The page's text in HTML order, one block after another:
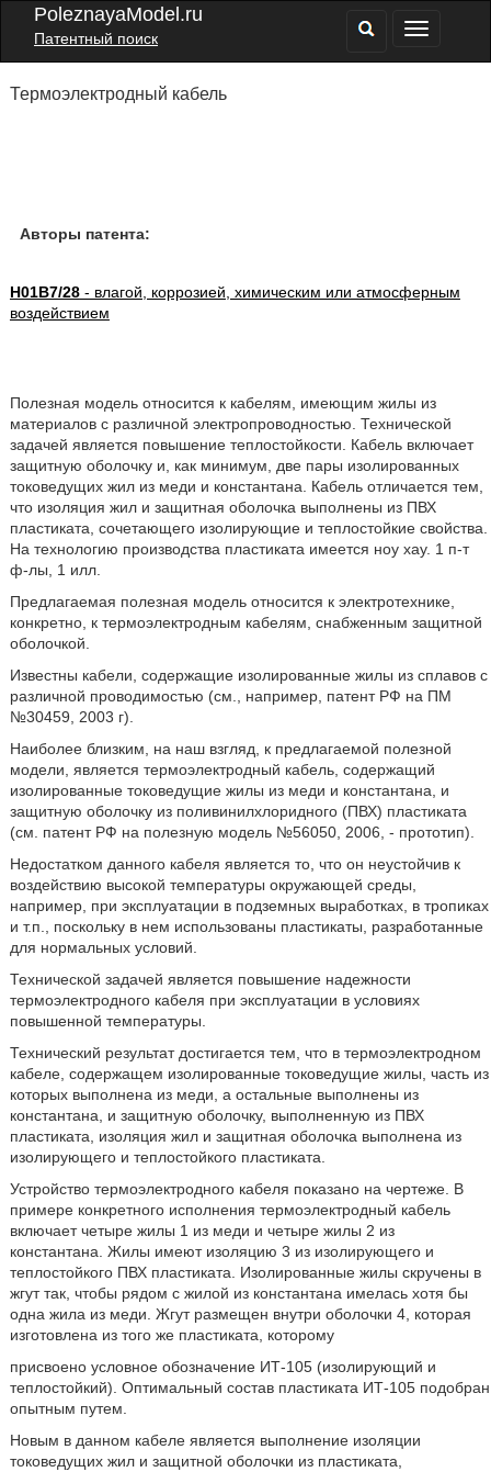
PoleznayaModel.ru
Патентный поиск
Термоэлектродный кабель
Авторы патента:
H01B7/28- влагой, коррозией, химическим или атмосферным
воздействием
Полезная модель относится к кабелям, имеющим жилы из
материалов с различной электропроводностью. Технической
задачей является повышение теплостойкости. Кабель включает
защитную оболочку и, как минимум, две пары изолированных
токоведущих жил из меди и константана. Кабель отличается тем,
что изоляция жил и защитная оболочка выполнены из ПВХ
пластиката, сочетающего изолирующие и теплостойкие свойства.
На технологию производства пластиката имеется ноу хау. 1 п-т
ф-лы, 1 илл.
Предлагаемая полезная модель относится к электротехнике,
конкретно, к термоэлектродным кабелям, снабженным защитной
оболочкой.
Известны кабели, содержащие изолированные жилы из сплавов с
различной проводимостью (см., например, патент РФ на ПМ
№30459, 2003 г).
Наиболее близким, на наш взгляд, к предлагаемой полезной
модели, является термоэлектродный кабель, содержащий
изолированные токоведущие жилы из меди и константана, и
защитную оболочку из поливинилхлоридного (ПВХ) пластиката
(см. патент РФ на полезную модель №56050, 2006, - прототип).
Недостатком данного кабеля является то, что он неустойчив к
воздействию высокой температуры окружающей среды,
например, при эксплуатации в подземных выработках, в тропиках
и т.п., поскольку в нем использованы пластикаты, разработанные
для нормальных условий.
Технической задачей является повышение надежности
термоэлектродного кабеля при эксплуатации в условиях
повышенной температуры.
Технический результат достигается тем, что в термоэлектродном
кабеле, содержащем изолированные токоведущие жилы, часть из
которых выполнена из меди, а остальные выполнены из
константана, и защитную оболочку, выполненную из ПВХ
пластиката, изоляция жил и защитная оболочка выполнена из
изолирующего и теплостойкого пластиката.
Устройство термоэлектродного кабеля показано на чертеже. В
примере конкретного исполнения термоэлектродный кабель
включает четыре жилы 1 из меди и четыре жилы 2 из
константана. Жилы имеют изоляцию 3 из изолирующего и
теплостойкого ПВХ пластиката. Изолированные жилы скручены в
жгут так, чтобы рядом с жилой из константана имелась хотя бы
одна жила из меди. Жгут размещен внутри оболочки 4, которая
изготовлена из того же пластиката, которому
присвоено условное обозначение ИТ-105 (изолирующий и
теплостойкий). Оптимальный состав пластиката ИТ-105 подобран
опытным путем.
Новым в данном кабеле является выполнение изоляции
токоведущих жил и защитной оболочки из пластиката,